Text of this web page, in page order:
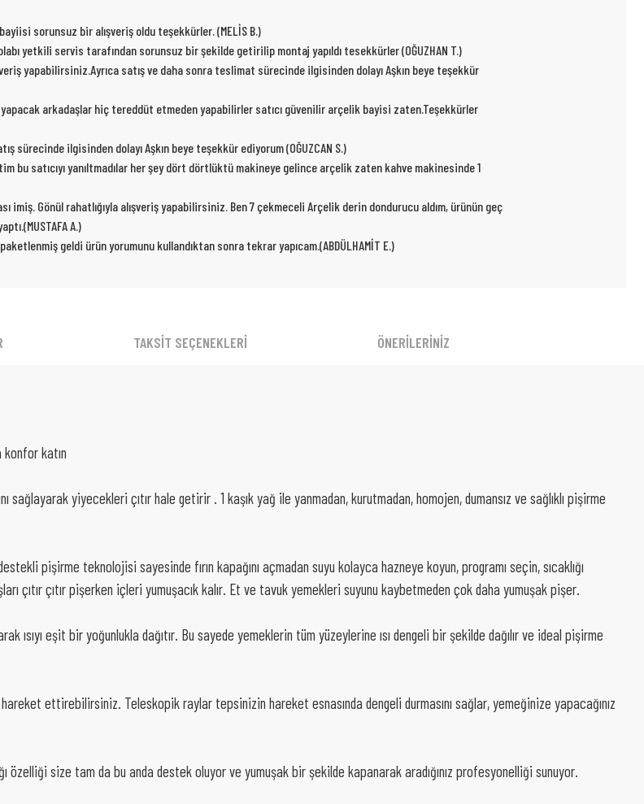
sorunsuz bir alışveriş oldu teşekkürler. (MELİS B.)
yetkili servis tarafından sorunsuz bir şekilde getirilip montaj yapıldı tesekkürler (OĞUZHAN T.)
yapabilirsiniz.Ayrıca satış ve daha sonra teslimat sürecinde ilgisinden dolayı Aşkın beye teşekkür
arkadaşlar hiç tereddüt etmeden yapabilirler satıcı güvenilir arçelik bayisi zaten.Teşekkürler
sürecinde ilgisinden dolayı Aşkın beye teşekkür ediyorum (OĞUZCAN S.)
satıcıyı yanıltmadılar her şey dört dörtlüktü makineye gelince arçelik zaten kahve makinesinde 1
imiş. Gönül rahatlığıyla alışveriş yapabilirsiniz. Ben 7 çekmeceli Arçelik derin dondurucu aldım, ürünün geç
A.)
geldi ürün yorumunu kullandıktan sonra tekrar yapıcam.(ABDÜLHAMİT E.)
TAKSİT SEÇENEKLERİ ÖNERİLERİNİZ
katın
sağlayarak yiyecekleri çıtır hale getirir . 1 kaşık yağ ile yanmadan, kurutmadan, homojen, dumansız ve sağlıklı pişirme
pişirme teknolojisi sayesinde fırın kapağını açmadan suyu kolayca hazneye koyun, programı seçin, sıcaklığı
çıtır çıtır pişerken içleri yumuşacık kalır. Et ve tavuk yemekleri suyunu kaybetmeden çok daha yumuşak pişer.
ısıyı eşit bir yoğunlukla dağıtır. Bu sayede yemeklerin tüm yüzeylerine ısı dengeli bir şekilde dağılır ve ideal pişirme
ettirebilirsiniz. Teleskopik raylar tepsinizin hareket esnasında dengeli durmasını sağlar, yemeğinize yapacağınız
özelliği size tam da bu anda destek oluyor ve yumuşak bir şekilde kapanarak aradığınız profesyonelliği sunuyor.